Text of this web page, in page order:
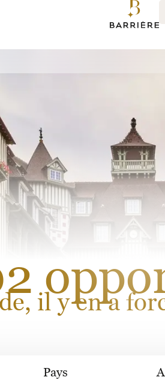
il y en a
Pays